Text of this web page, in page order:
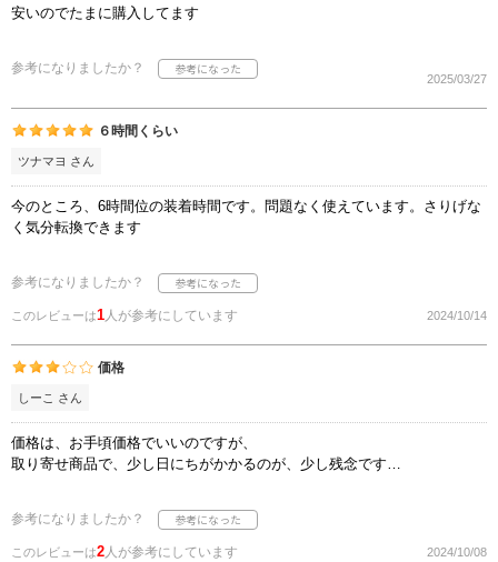
安いのでたまに購入してます
参考になりましたか？
2025/03/27
６時間くらい
ツナマヨ さん
今のところ、6時間位の装着時間です。問題なく使えています。さりげな
く気分転換できます
参考になりましたか？
このレビューは1人が参考にしています 2024/10/14
価格
しーこ さん
価格は、お手頃価格でいいのですが、
取り寄せ商品で、少し日にちがかかるのが、少し残念です…
参考になりましたか？
このレビューは2人が参考にしています 2024/10/08